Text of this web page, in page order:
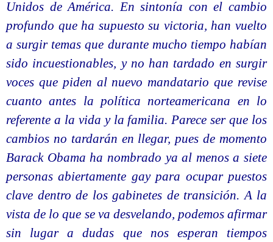
Unidos de América. En sintonía con el cambio
profundo que ha supuesto su victoria, han vuelto
a surgir temas que durante mucho tiempo habían
sido incuestionables, y no han tardado en surgir
voces que piden al nuevo mandatario que revise
cuanto antes la política norteamericana en lo
referente a la vida y la familia. Parece ser que los
cambios no tardarán en llegar, pues de momento
Barack Obama ha nombrado ya al menos a siete
personas abiertamente gay para ocupar puestos
clave dentro de los gabinetes de transición. A la
vista de lo que se va desvelando, podemos afirmar
sin lugar a dudas que nos esperan tiempos